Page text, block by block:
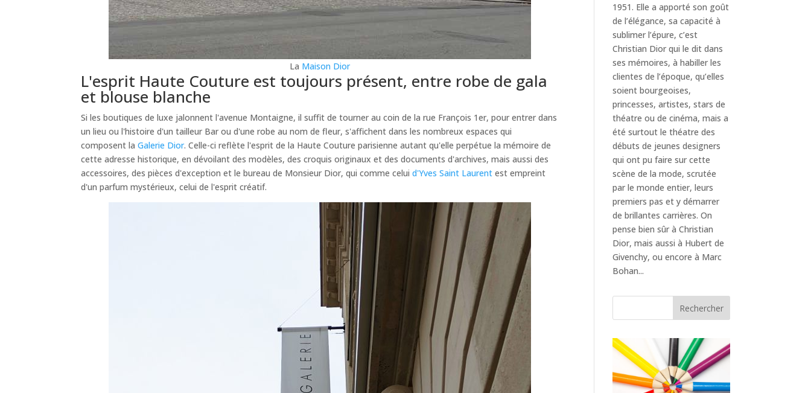
La Maison Dior
L'esprit Haute Couture est toujours présent, entre robe de gala
et blouse blanche
Si les boutiques de luxe jalonnent l'avenue Montaigne, il suffit de tourner au coin de la rue François 1er, pour entrer dans
un lieu ou l'histoire d'un tailleur Bar ou d'une robe au nom de fleur, s'affichent dans les nombreux espaces qui
composent laGalerie Dior. Celle-ci reflète l'esprit de la Haute Couture parisienne autant qu'elle perpétue la mémoire de
cette adresse historique, en dévoilant des modèles, des croquis originaux et des documents d'archives, mais aussi des
accessoires, des pièces d'exception et le bureau de Monsieur Dior, qui comme celuid'Yves Saint Laurentest empreint
d'un parfum mystérieux, celui de l'esprit créatif.
1951. Elle a apporté son goût
de l’élégance, sa capacité à
sublimer l’épure, c’est
Christian Dior qui le dit dans
ses mémoires, à habiller les
clientes de l’époque, qu’elles
soient bourgeoises,
princesses, artistes, stars de
théatre ou de cinéma, mais a
été surtout le théatre des
débuts de jeunes designers
qui ont pu faire sur cette
scène de la mode, scrutée
par le monde entier, leurs
premiers pas et y démarrer
de brillantes carrières. On
pense bien sûr à Christian
Dior, mais aussi à Hubert de
Givenchy, ou encore à Marc
Bohan...
Rechercher